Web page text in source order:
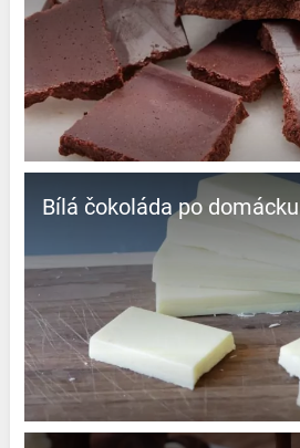
Bílá čokoláda po domácku